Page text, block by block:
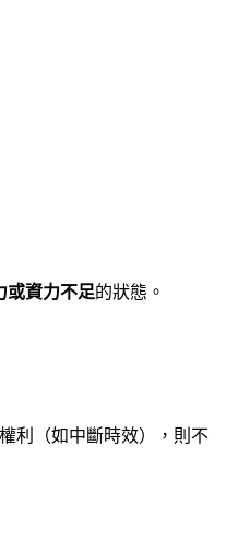
或資力不足的狀態。
利（如中斷時效），則不